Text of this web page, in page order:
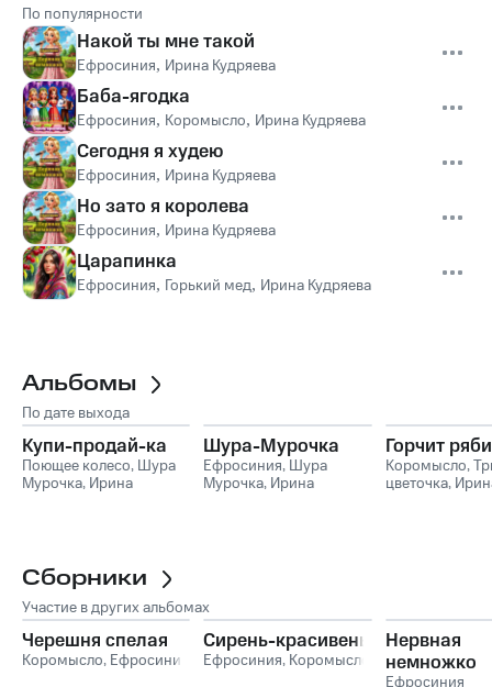
По популярности
Накой ты мне такой
Ефросиния, Ирина Кудряева
Баба-ягодка
Ефросиния, Коромысло, Ирина Кудряева
Сегодня я худею
Ефросиния, Ирина Кудряева
Но зато я королева
Ефросиния, Ирина Кудряева
Царапинка
Ефросиния, Горький мед, Ирина Кудряева
Альбомы
По дате выхода
Купи-продай-ка
Поющее колесо, Шура
Мурочка, Ирина
Шура-Мурочка
Ефросиния, Шура
Мурочка, Ирина
Горчит
Коромысло,
цветочка,
Сборники
Участие в других альбомах
Черешня спелая
Коромысло, Ефросиния
Сирень-красивень
Ефросиния, Коромысло
Нервная
немножко
Ефросиния